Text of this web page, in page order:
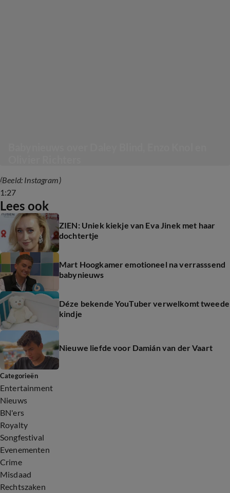
1:27
(Beeld: Instagram)
Lees ook
ZIEN: Uniek kiekje van Eva Jinek met haar
dochtertje
Mart Hoogkamer emotioneel na verrasssend
babynieuws
Déze bekende YouTuber verwelkomt tweede
kindje
Nieuwe liefde voor Damián van der Vaart
Categorieën
Entertainment
Nieuws
BN'ers
Royalty
Songfestival
Evenementen
Crime
Misdaad
Rechtszaken